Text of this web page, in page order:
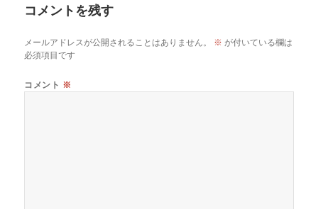
コメントを残す
メールアドレスが公開されることはありません。 ※ が付いている欄は
必須項目です
コメント ※